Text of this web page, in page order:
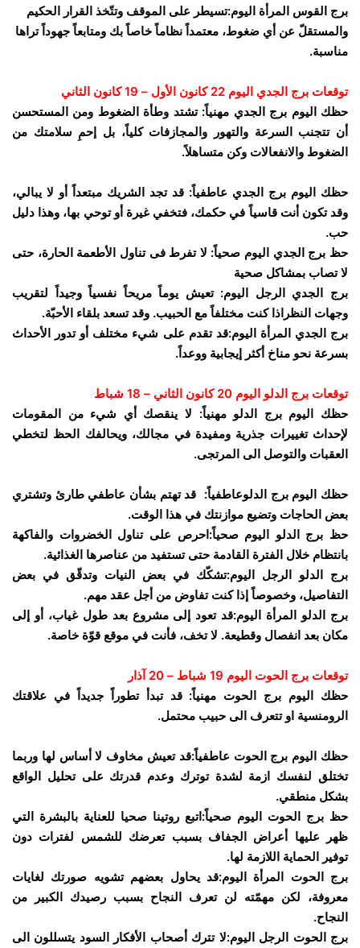
برج القوس المرأة اليوم:تسيطر على الموقف وتتّخذ القرار الحكيم
والمستقلّ عن أي ضغوط، معتمداً نظاماً خاصاً بك ومتابعاً جهوداً تراها
مناسبة.
توقعات برج الجدي اليوم 22 كانون الأول – 19 كانون الثاني
حظك اليوم برج الجدي مهنياً: تشتد وطأة الضغوط ومن المستحسن
أن تتجنب السرعة والتهور والمجازفات كلياً، بل إحمِ سلامتك من
الضغوط والانفعالات وكن متساهلاً.
حظك اليوم برج الجدي عاطفياً: قد تجد الشريك مبتعداً أو لا يبالي،
وقد تكون أنت قاسياً في حكمك، فتخفي غيرة أو توحي بها، وهذا دليل
حب.
حظ برج الجدي اليوم صحياً: لا تفرط فى تناول الأطعمة الحارة، حتى
لا تصاب بمشاكل صحية
برج الجدي الرجل اليوم: تعيش يوماً مريحاً نفسياً وجيداً لتقريب
وجهات النظراذا كنت مختلفاً مع الحبيب. وقد تسعد بلقاء الأحبّة.
برج الجدي المرأة اليوم:قد تقدم على شيء مختلف أو تدور الأحداث
بسرعة نحو مناخ أكثر إيجابية ووعداً.
توقعات برج الدلو اليوم 20 كانون الثاني – 18 شباط
حظك اليوم برج الدلو مهنياً: لا ينقصك أي شيء من المقومات
لإحداث تغييرات جذرية ومفيدة في مجالك، ويحالفك الحظ لتخطي
العقبات والتوصل الى المرتجى.
حظك اليوم برج الدلوعاطفياً: قد تهتم بشأن عاطفي طارئ وتشتري
بعض الحاجات وتضيع موازنتك في هذا الوقت.
حظ برج الدلو اليوم صحياً:احرص على تناول الخضروات والفاكهة
بانتظام خلال الفترة القادمة حتى تستفيد من عناصرها الغذائية.
برج الدلو الرجل اليوم:تشكّك في بعض النيات وتدقّق في بعض
التفاصيل، وخصوصاً إذا كنت تفاوض من أجل عقد مهم.
برج الدلو المرأة اليوم:قد تعود إلى مشروع بعد طول غياب، أو إلى
مكان بعد انفصال وقطيعة. لا تخف، فأنت في موقع قوّة خاصة.
توقعات برج الحوت اليوم 19 شباط – 20 آذار
حظك اليوم برج الحوت مهنياً: قد تبدأ تطوراً جديداً في علاقتك
الرومنسية او تتعرف الى حبيب محتمل.
حظك اليوم برج الحوت عاطفياً:قد تعيش مخاوف لا أساس لها وربما
تختلق لنفسك ازمة لشدة توترك وعدم قدرتك على تحليل الواقع
بشكل منطقي.
حظ برج الحوت اليوم صحياً:اتبع روتينا صحيا للعناية بالبشرة التي
ظهر عليها أعراض الجفاف بسبب تعرضك للشمس لفترات دون
توفير الحماية اللازمة لها.
برج الحوت المرأة اليوم:قد يحاول بعضهم تشويه صورتك لغايات
معروفة، لكن مهمّته لن تعرف النجاح بسبب رصيدك الكبير من
النجاح.
برج الحوت الرجل اليوم:لا تترك أصحاب الأفكار السود يتسللون الى